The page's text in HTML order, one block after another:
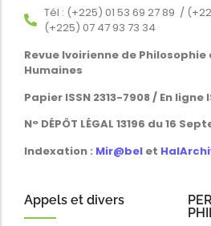
Tél : (+225) 01 53 69 27 89 /
(+225) 07 47 93 73 34
Revue Ivoirienne de
Humaines
Papier ISSN 2313-7908 / En ligne
N° DÉPÔT LÉGAL 13196 du 16
Indexation : Mir@bel et
Appels et divers